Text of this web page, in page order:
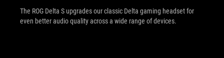
The ROG Delta S upgrades our classic Delta gaming headset for
even better audio quality across a wide range of devices.